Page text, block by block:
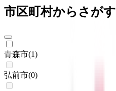
市区町村からさがす
青森市(1)
弘前市(0)